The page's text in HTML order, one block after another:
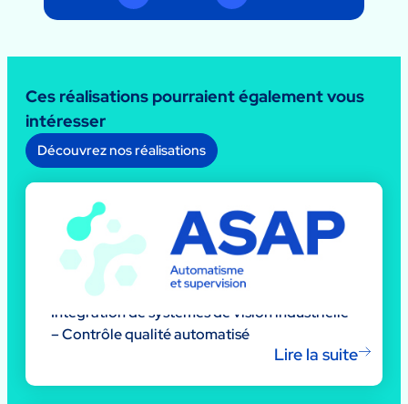
Ces réalisations pourraient également vous
intéresser
Découvrez nos réalisations
Intégration de systèmes de vision industrielle
– Contrôle qualité automatisé
Lire la suite